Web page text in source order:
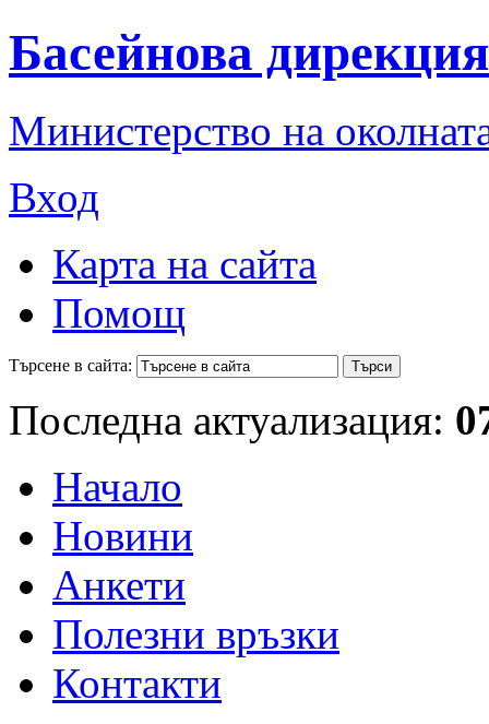
Басейнова
Министерство на
Вход
Карта на сайта
Помощ
Търсене в сайта:
Последна актуализация:
Начало
Новини
Анкети
Полезни връзки
Контакти